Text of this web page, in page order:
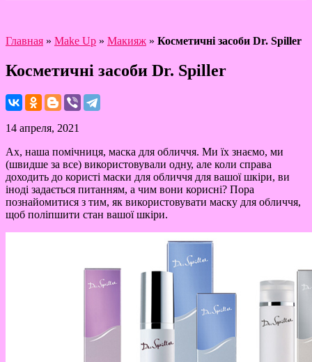
Главная » Make Up » Макияж » Косметичні засоби Dr. Spiller
Косметичні засоби Dr. Spiller
14 апреля, 2021
Ах, наша помічниця, маска для обличчя. Ми їх знаємо, ми
(швидше за все) використовували одну, але коли справа
доходить до користі маски для обличчя для вашої шкіри, ви
іноді задається питанням, а чим вони корисні? Пора
познайомитися з тим, як використовувати маску для обличчя,
щоб поліпшити стан вашої шкіри.